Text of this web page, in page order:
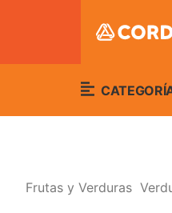
Frutas y Verduras